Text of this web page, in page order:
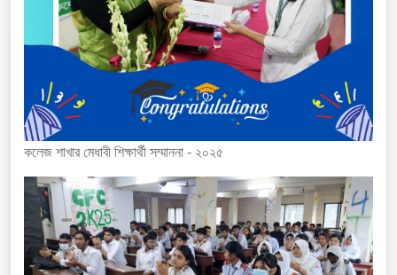
কলেজ শাখার মেধাবী শিক্ষার্থী সম্মাননা - ২০২৫